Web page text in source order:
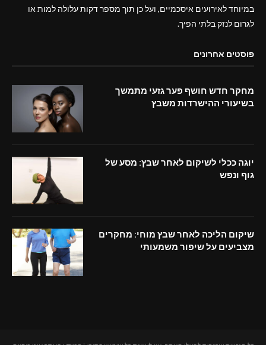
במיוחד לאירועים איסכמיים, ועל כן תוך מספר דקות עלולה למות או
לגרום לנזק בלתי הפיך.
פוסטים אחרונים
מחקר חדש חושף פער גזעי מתמשך
בשיעורי ההישרדות משבץ
יוגה ככלי לשיקום לאחר שבץ: מסע של
גוף ונפש
שיקום הליכה לאחר שבץ מוחי: מחקרים
מצביעים על שיפור משמעותי